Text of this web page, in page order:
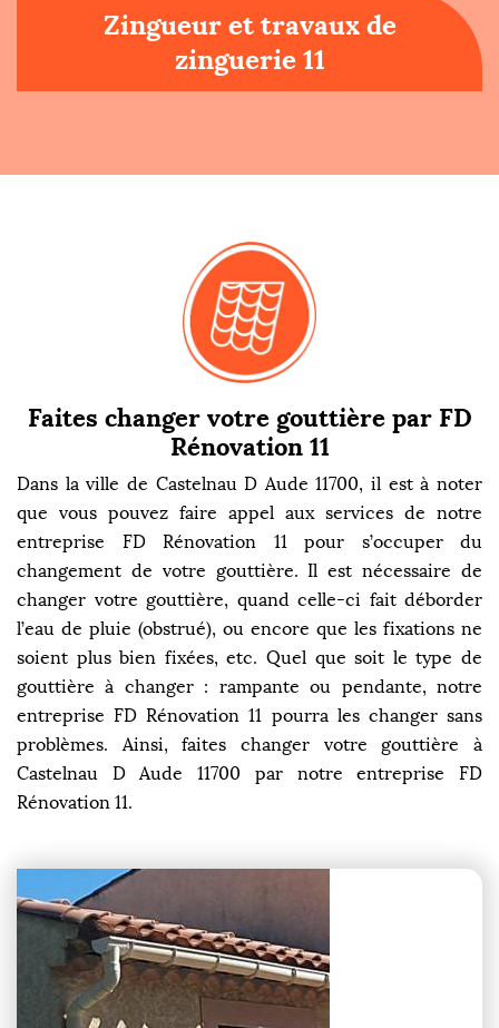
Zingueur et travaux de
zinguerie 11
Faites changer votre gouttière par FD
Rénovation 11
Dans la ville de Castelnau D Aude 11700, il est à noter
que vous pouvez faire appel aux services de notre
entreprise FD Rénovation 11 pour s’occuper du
changement de votre gouttière. Il est nécessaire de
changer votre gouttière, quand celle-ci fait déborder
l’eau de pluie (obstrué), ou encore que les fixations ne
soient plus bien fixées, etc. Quel que soit le type de
gouttière à changer : rampante ou pendante, notre
entreprise FD Rénovation 11 pourra les changer sans
problèmes. Ainsi, faites changer votre gouttière à
Castelnau D Aude 11700 par notre entreprise FD
Rénovation 11.